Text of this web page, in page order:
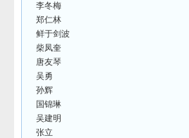
李冬梅
郑仁林
鲜于剑波
柴凤奎
唐友琴
吴勇
孙辉
国锦琳
吴建明
张立